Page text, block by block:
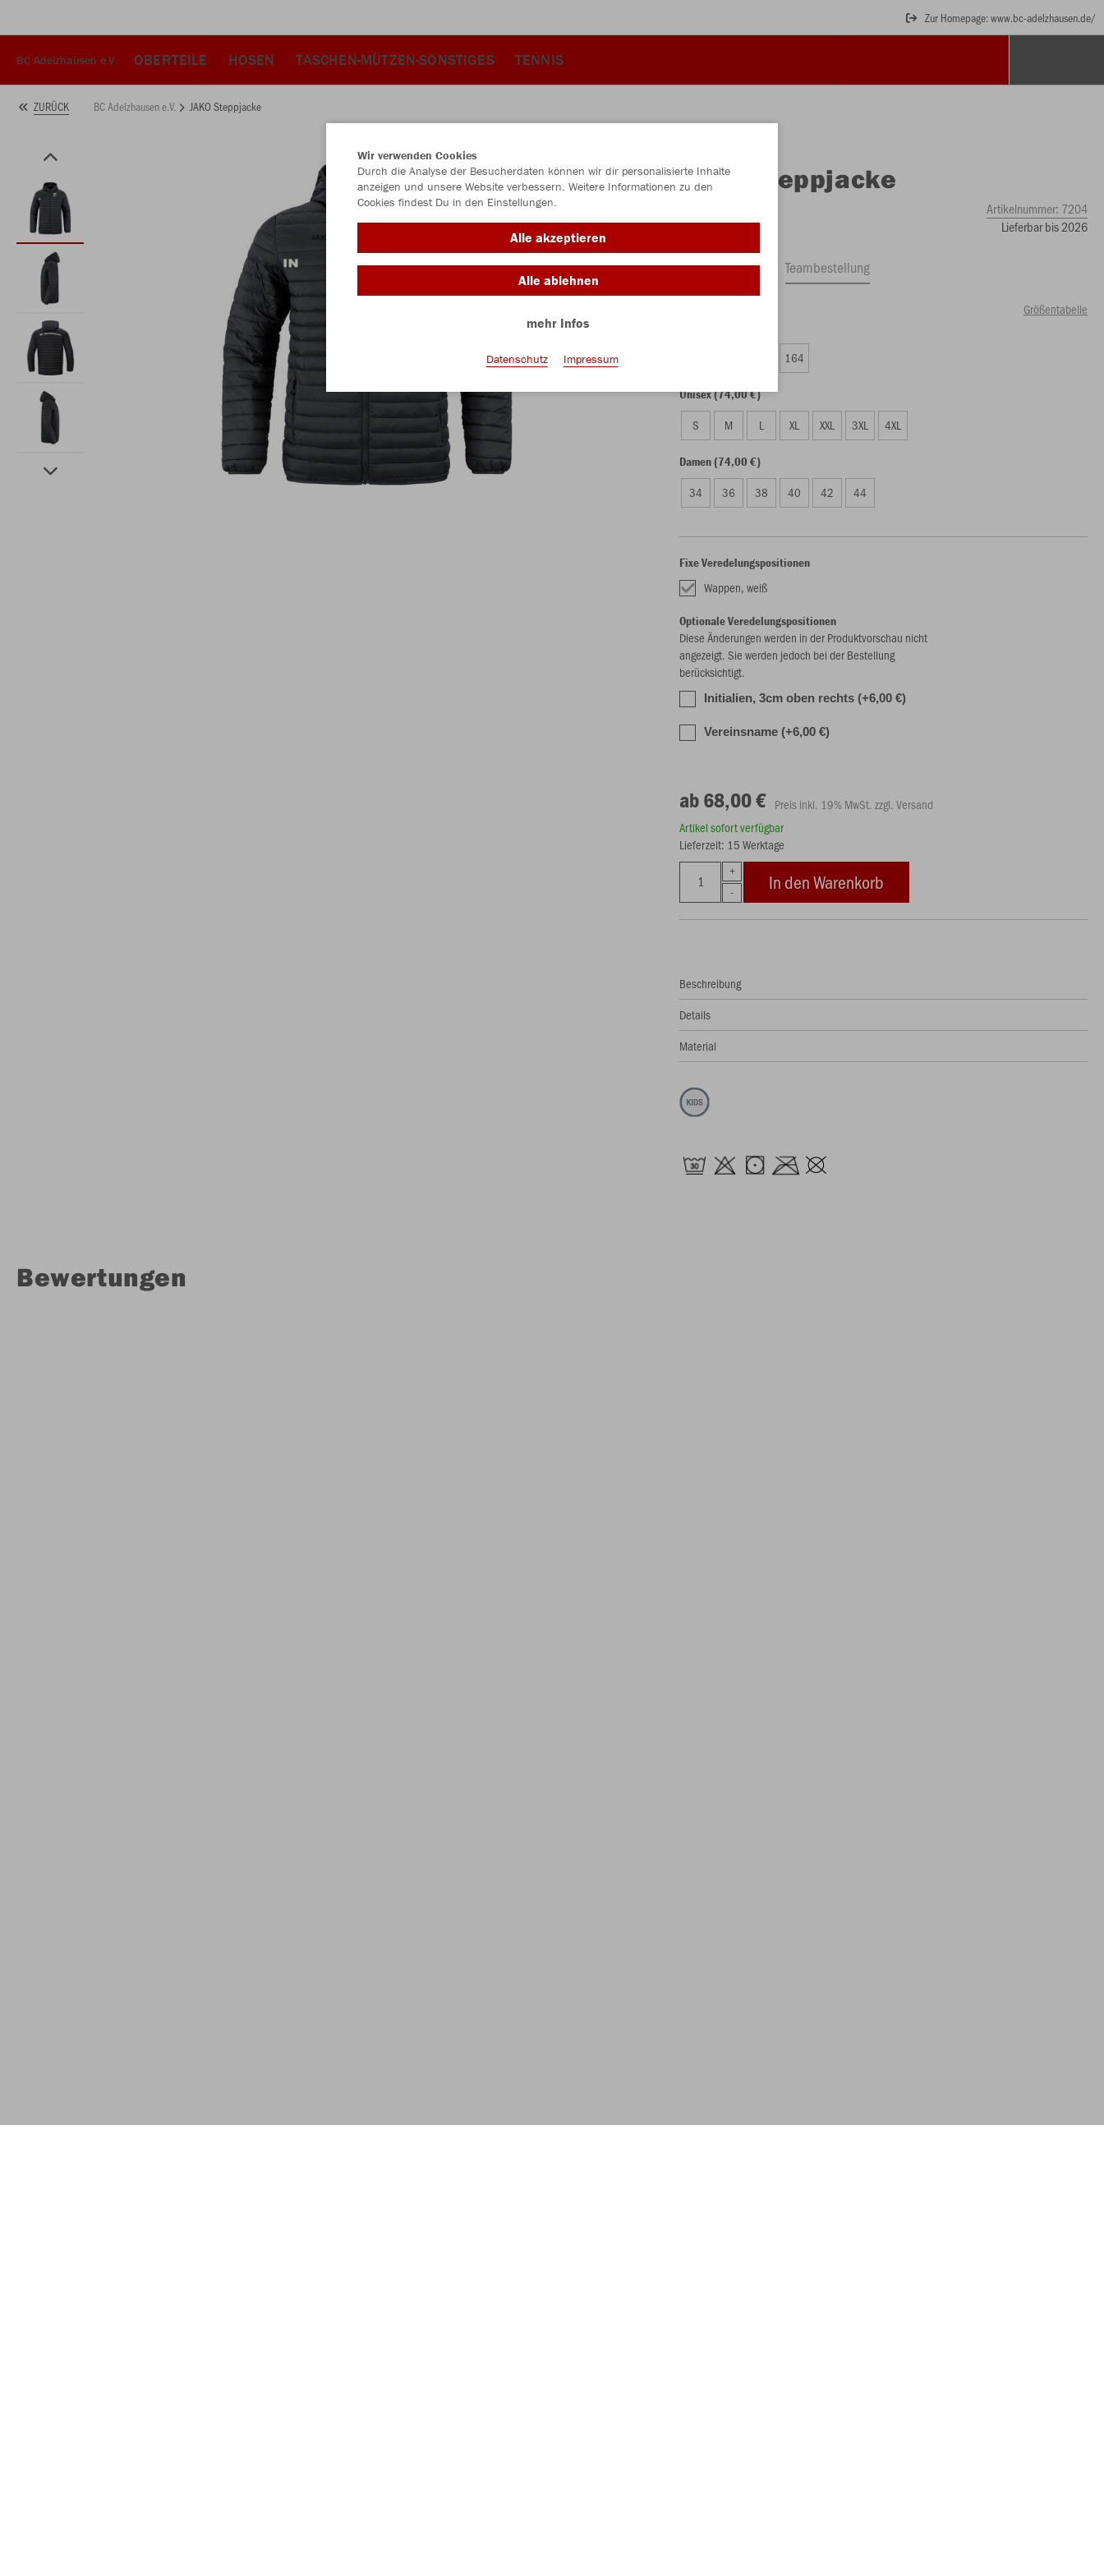
Zur Homepage: www.bc-adelzhausen.de/
BC Adelzhausen e.V. OBERTEILE HOSEN TASCHEN-MÜTZEN-SONSTIGES TENNIS
ZURÜCK BC Adelzhausen e.V. JAKO Steppjacke
JAKO Steppjacke
Artikelnummer: 7204
Lieferbar bis 2026
Einzelauftrag Teambestellung
Größentabelle
164
Unisex (74,00 €)
S M L XL XXL 3XL 4XL
Damen (74,00 €)
34 36 38 40 42 44
Fixe Veredelungspositionen
Wappen, weiß
Optionale Veredelungspositionen
Diese Änderungen werden in der Produktvorschau nicht
angezeigt. Sie werden jedoch bei der Bestellung
berücksichtigt.
Initialien, 3cm oben rechts (+6,00 €)
Vereinsname (+6,00 €)
ab 68,00 € Preis inkl. 19% MwSt. zzgl. Versand
Artikel sofort verfügbar
Lieferzeit: 15 Werktage
In den Warenkorb
Beschreibung
Details
Material
Bewertungen
Wir verwenden Cookies
Durch die Analyse der Besucherdaten können wir dir personalisierte Inhalte
anzeigen und unsere Website verbessern. Weitere Informationen zu den
Cookies findest Du in den Einstellungen.
Alle akzeptieren
Alle ablehnen
mehr Infos
Datenschutz Impressum